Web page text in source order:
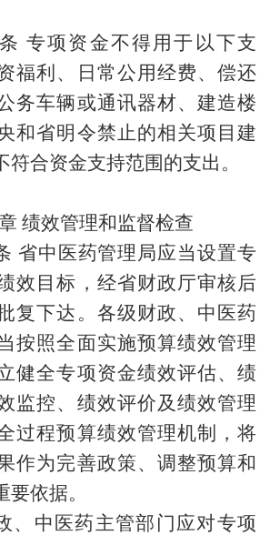
专项资金不得用于以下支
福利、日常公用经费、偿还
务车辆或通讯器材、建造楼
和省明令禁止的相关项目建
符合资金支持范围的支出。
绩效管理和监督检查
省中医药管理局应当设置专
效目标，经省财政厅审核后
复下达。 各级财政、中医药
按照全面实施预算绩效管理
健全专项资金绩效评估、绩
监控、绩效评价及绩效管理
过程预算绩效管理机制，将
作为完善政策、调整预算和
依据。
、中医药主管部门应对专项